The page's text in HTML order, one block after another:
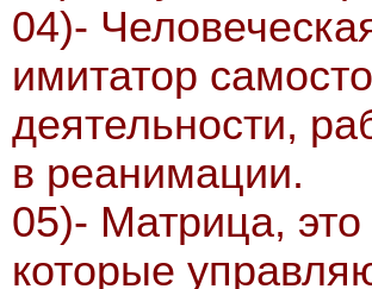
04)-
имитатор
деятельности,
в реанимации.
05)- Матрица,
которые